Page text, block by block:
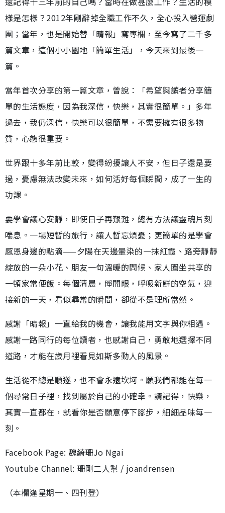
樣是怎樣？2012年剛辭掉全職工作不久，全心投入營運劇
團；當年，也是開始替「晴報」寫專欄，至今寫了二千多
篇文章，這個小小園地「簡單生活」，今天來到最後一
篇。
當年首次分享的第一篇文章，曾說：「希望與讀者分享簡
單的生活態度，因為我深信，快樂，其實很簡單。」多年
過去，我仍深信，快樂可以很簡單，不需要擁有很多物
質，心態很重要。
世界跟十多年前比較，變得紛擾讓人不安，但日子還是要
過，憂慮無法改變未來，如何活好每個瞬間，成了一生的
功課。
要學會讓心安靜，即使日子再艱難，總有方法讓靈魂片刻
喘息。一場短暫的旅行，讓人暫忘煩憂；更簡單的是學會
感恩身邊的點滴——夕陽在天邊暈染的一抹紅霞、路旁靜靜
綻放的一朵小花、朋友一句溫暖的問候、家人圍坐共享的
一頓家常便飯。每個清晨，睜開眼，呼吸新鮮的空氣，迎
接新的一天，看似尋常的瞬間，卻從不是理所當然。
感謝「晴報」一直給我的機會，讓我能用文字與你相遇。
感謝一路同行的每位讀者，也感謝自己，勇敢地選擇不同
道路，才能在歲月裡看見如斯多動人的風景。
生活從不總是順遂，也不會永遠坎坷。願我們都能在每一
個尋常日子裡，找到屬於自己的小確幸。請記得，快樂，
其實一直都在，就看你是否願意停下腳步，細細品味每一
刻。
Facebook Page: 魏綺珊Jo Ngai
Youtube Channel: 珊剛二人幫 / joandrensen
（本欄逢星期一、四刊登）